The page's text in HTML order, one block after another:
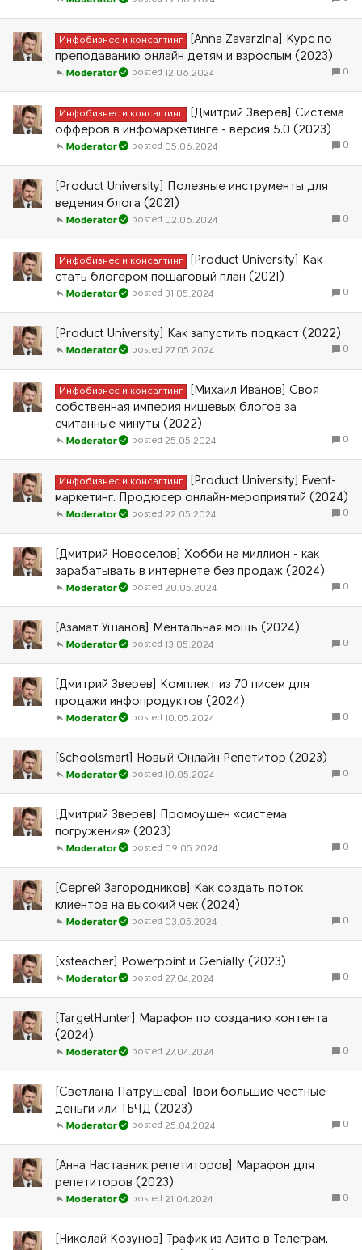
Инфобизнес и консалтинг
[Anna Zavarzina] Курс по
преподаванию онлайн детям и взрослым (2023)
0
12.06.2024
Moderator
Инфобизнес и консалтинг
[Дмитрий Зверев] Система
офферов в инфомаркетинге - версия 5.0 (2023)
0
05.06.2024
Moderator
[Product University] Полезные инструменты для
ведения блога (2021)
0
02.06.2024
Moderator
Инфобизнес и консалтинг
[Product University] Как
стать блогером пошаговый план (2021)
0
31.05.2024
Moderator
[Product University] Как запустить подкаст (2022)
0
27.05.2024
Moderator
Инфобизнес и консалтинг
[Михаил Иванов] Своя
собственная империя нишевых блогов за
считанные минуты (2022)
0
25.05.2024
Moderator
Инфобизнес и консалтинг
[Product University] Event-
маркетинг. Продюсер онлайн-мероприятий (2024)
0
22.05.2024
Moderator
[Дмитрий Новоселов] Хобби на миллион - как
зарабатывать в интернете без продаж (2024)
0
20.05.2024
Moderator
[Азамат Ушанов] Ментальная мощь (2024)
0
13.05.2024
Moderator
[Дмитрий Зверев] Комплект из 70 писем для
продажи инфопродуктов (2024)
0
10.05.2024
Moderator
[Schoolsmart] Новый Онлайн Репетитор (2023)
0
10.05.2024
Moderator
[Дмитрий Зверев] Промоушен «система
погружения» (2023)
0
09.05.2024
Moderator
[Сергей Загородников] Как создать поток
клиентов на высокий чек (2024)
0
03.05.2024
Moderator
[xsteacher] Powerpoint и Genially (2023)
0
27.04.2024
Moderator
[TargetHunter] Марафон по созданию контента
(2024)
0
27.04.2024
Moderator
[Светлана Патрушева] Твои большие честные
деньги или ТБЧД (2023)
0
25.04.2024
Moderator
[Анна Наставник репетиторов] Марафон для
репетиторов (2023)
0
21.04.2024
Moderator
[Николай Козунов] Трафик из Авито в Телеграм.